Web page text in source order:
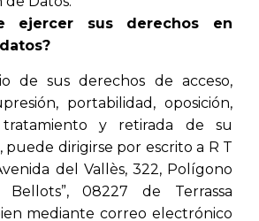
ejercer sus derechos en
de sus derechos de acceso,
portabilidad, oposición,
tratamiento y retirada de su
dirigirse por escrito a R T
del Vallès, 322, Polígono
Bellots”, 08227 de Terrassa
mediante correo electrónico